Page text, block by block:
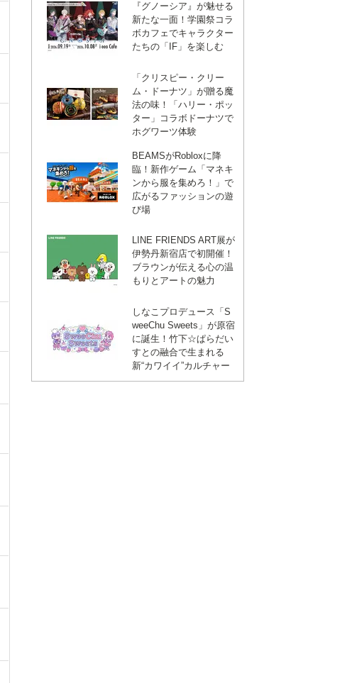
『グノーシア』が魅せる
新たな一面！学園祭コラ
ボカフェでキャラクター
たちの「IF」を楽しむ
「クリスピー・クリー
ム・ドーナツ」が贈る魔
法の味！「ハリー・ポッ
ター」コラボドーナツで
ホグワーツ体験
BEAMSがRobloxに降
臨！新作ゲーム「マネキ
ンから服を集めろ！」で
広がるファッションの遊
び場
LINE FRIENDS ART展が
伊勢丹新宿店で初開催！
ブラウンが伝える心の温
もりとアートの魅力
しなこプロデュース「S
weeChu Sweets」が原宿
に誕生！竹下☆ぱらだい
すとの融合で生まれる
新“カワイイ”カルチャー